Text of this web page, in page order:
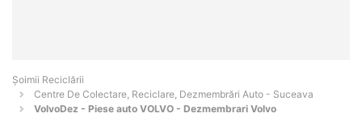
Șoimii Reciclării
Centre De Colectare, Reciclare, Dezmembrări Auto - Suceava
VolvoDez - Piese auto VOLVO - Dezmembrari Volvo